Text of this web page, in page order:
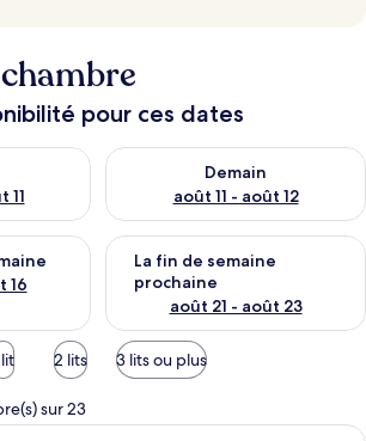
pour ces dates
11
pour ce soir août 10 - août 11
Demain
août 11 - août 12
Vérifier la disponibilité pour
16
pour cette fin de semaine août 14 -
La fin de semaine
prochaine
août 21 - août 23
Vérifier la disponibilité pour
lit 2 lits 3 lits ou plus
sur 23